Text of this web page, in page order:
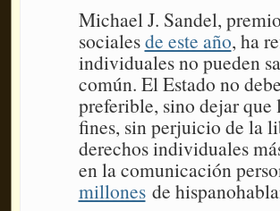
Michael J. Sandel,
socialesde este año, ha
individuales no pueden
común. El Estado no
preferible, sino dejar que
fines, sin perjuicio de la
derechos individuales
en la comunicación
millonesde